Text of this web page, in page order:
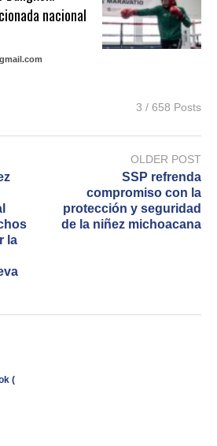
nacional
3 / 658 Posts
la
OLDER POST
SSP refrenda
compromiso con la
protección y seguridad
de la niñez michoacana
(